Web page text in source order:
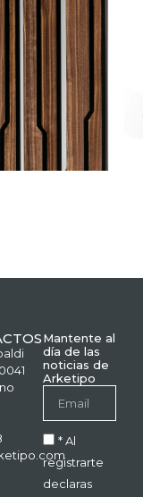
Mantente al
día de las
noticias de
Arketipo
* Al
registrarte
declaras